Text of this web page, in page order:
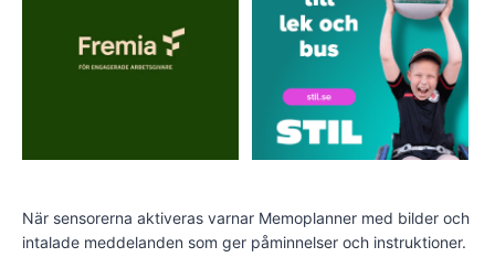
När sensorerna aktiveras varnar Memoplanner med bilder och
intalade meddelanden som ger påminnelser och instruktioner.